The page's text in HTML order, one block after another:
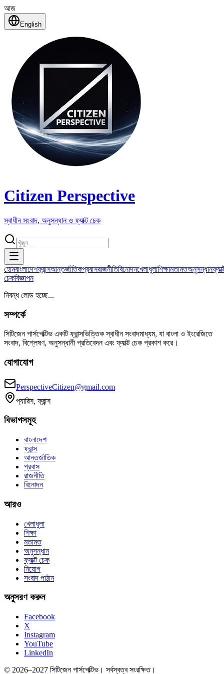
আজ
English
Citizen Perspective
স্বাধীন সংবাদ, অনুসন্ধান ও ফ্যাক্ট চেক
হোমবাংলাদেশফ্রান্সআন্তর্জাতিকপ্রবাসরাজনীতিবিনোদনখেলাধুলাশিক্ষামতামতঅনুসন্ধান
চেকবিজ্ঞাপন
নিবন্ধ লোড হচ্ছে...
সম্পর্কে
সিটিজেন পার্সপেক্টিভ একটি ফ্রান্সভিত্তিক স্বাধীন সংবাদমাধ্যম, যা বাংলা ও ইংরেজিতে
সংবাদ, বিশ্লেষণ, অনুসন্ধানী প্রতিবেদন এবং ফ্যাক্ট চেক প্রকাশ করে।
যোগাযোগ
PerspectiveCitizen@gmail.com
প্যারিস, ফ্রান্স
বিভাগসমূহ
বাংলাদেশ
ফ্রান্স
আন্তর্জাতিক
প্রবাস
রাজনীতি
বিনোদন
আরও
খেলাধুলা
শিক্ষা
মতামত
অনুসন্ধান
ফ্যাক্ট চেক
নিয়োগ
সংবাদ পাঠান
অনুসরণ করুন
Facebook
X
Instagram
YouTube
LinkedIn
© 2026–2027 সিটিজেন পার্সপেক্টিভ। সর্বস্বত্ব সংরক্ষিত।